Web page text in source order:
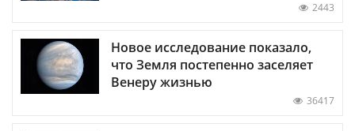
2443
Новое исследование показало,
что Земля постепенно заселяет
Венеру жизнью
36417